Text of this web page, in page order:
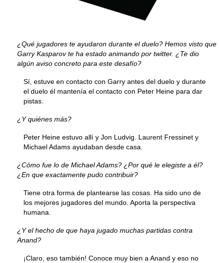
¿Qué jugadores te ayudaron durante el duelo? Hemos visto que
Garry Kasparov te ha estado animando por twitter. ¿Te dio
algún aviso concreto para este desafío?
Sí, estuve en contacto con Garry antes del duelo y durante
el duelo él mantenía el contacto con Peter Heine para dar
pistas.
¿Y quiénes más?
Peter Heine estuvo allí y Jon Ludvig. Laurent Fressinet y
Michael Adams ayudaban desde casa.
¿Cómo fue lo de Michael Adams? ¿Por qué le elegiste a él?
¿En que exactamente pudo contribuir?
Tiene otra forma de plantearse las cosas. Ha sido uno de
los mejores jugadores del mundo. Aporta la perspectiva
humana.
¿Y el hecho de que haya jugado muchas partidas contra
Anand?
¡Claro, eso también! Conoce muy bien a Anand y eso no